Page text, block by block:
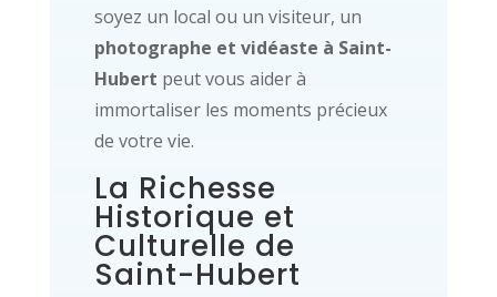
soyez un local ou un visiteur, un
photographe et vidéaste à Saint-
Hubert peut vous aider à
immortaliser les moments précieux
de votre vie.
La Richesse
Historique et
Culturelle de
Saint-Hubert